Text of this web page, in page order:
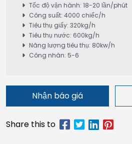
Tốc độ vận hành: 18-20 lần/phút
Công suất: 4000 chiếc/h
Tiêu thụ giấy: 320kg/h
Tiêu thụ nước: 600kg/h
Năng lượng tiêu thụ: 80kw/h
Công nhân: 5-6
Nhận báo giá